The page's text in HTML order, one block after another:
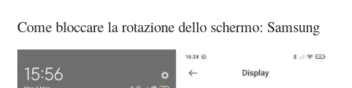
Come bloccare la rotazione dello schermo: Samsung